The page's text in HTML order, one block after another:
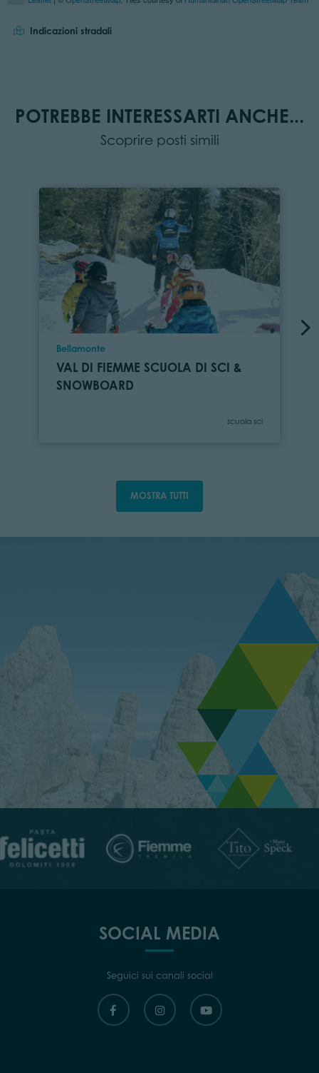
Indicazioni stradali
POTREBBE INTERESSARTI ANCHE...
Scoprire posti simili
Località
Bellamonte
VAL DI FIEMME SCUOLA DI SCI &
SNOWBOARD
Categoria
scuola sci
MOSTRA TUTTI
SOCIAL MEDIA
Seguici sui canali social